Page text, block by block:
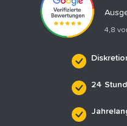
4,8
24